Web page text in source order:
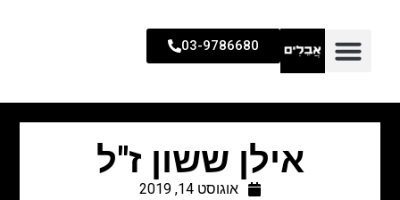
03-9786680
אילן ששון ז"ל
אוגוסט 14, 2019